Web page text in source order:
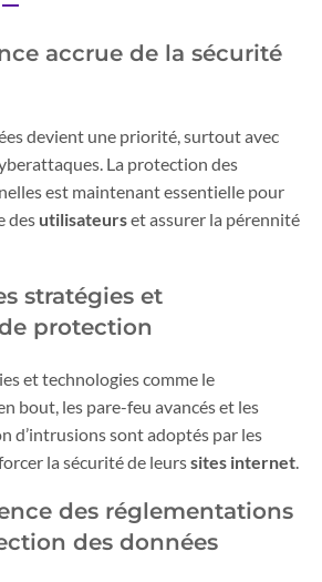
accrue de la sécurité
devient une priorité, surtout avec
La protection des
est maintenant essentielle pour
des utilisateurset assurer la pérennité
stratégies et
protection
et technologies comme le
bout, les pare-feu avancés et les
d’intrusions sont adoptés par les
la sécurité de leurssites internet.
des réglementations
des données